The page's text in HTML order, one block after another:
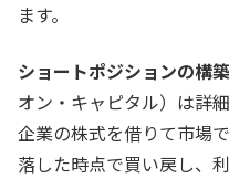
ます。
ショートポジションの構築
オン・キャピタル）は詳
企業の株式を借りて市場
落した時点で買い戻し、